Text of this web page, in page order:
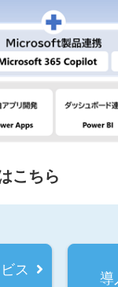
こちら
ス
導